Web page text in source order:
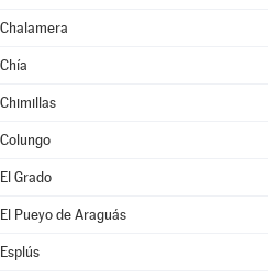
Chalamera
Chía
Chimillas
Colungo
El Grado
El Pueyo de Araguás
Esplús